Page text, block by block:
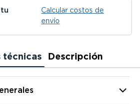
Calcular costos de
envío
técnicas Descripción